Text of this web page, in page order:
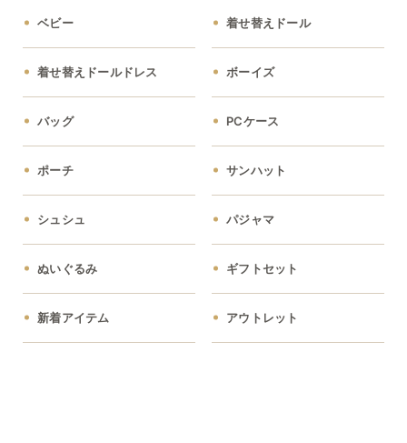
ベビー 着せ替えドール
着せ替えドールドレス ボーイズ
バッグ PCケース
ポーチ サンハット
シュシュ パジャマ
ぬいぐるみ ギフトセット
新着アイテム アウトレット